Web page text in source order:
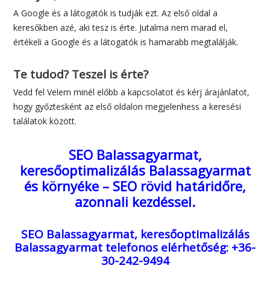
A Google és a látogatók is tudják ezt. Az első oldal a
keresőkben azé, aki tesz is érte. Jutalma nem marad el,
értékeli a Google és a látogatók is hamarabb megtalálják.
Te tudod? Teszel is érte?
Vedd fel Velem minél előbb a kapcsolatot és kérj árajánlatot,
hogy győztesként az első oldalon megjelenhess a keresési
találatok között.
SEO Balassagyarmat,
keresőoptimalizálás Balassagyarmat
és környéke – SEO rövid határidőre,
azonnali kezdéssel.
SEO Balassagyarmat, keresőoptimalizálás
Balassagyarmat telefonos elérhetőség: +36-
30-242-9494